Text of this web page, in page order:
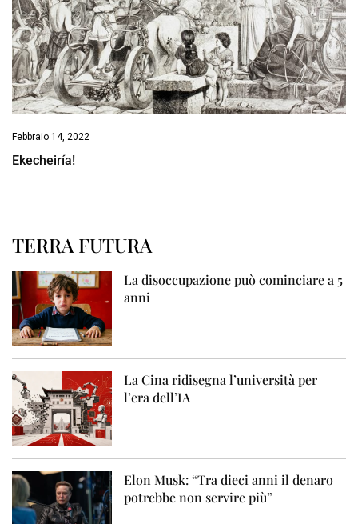
Febbraio 14, 2022
Ekecheiría!
TERRA FUTURA
La disoccupazione può cominciare a 5
anni
La Cina ridisegna l’università per
l’era dell’IA
Elon Musk: “Tra dieci anni il denaro
potrebbe non servire più”